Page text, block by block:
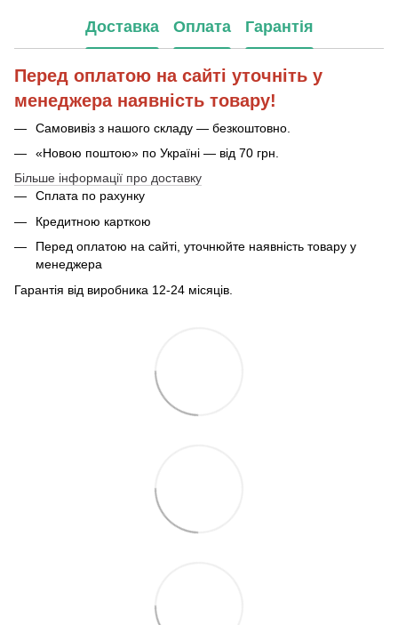
Доставка Оплата Гарантія
Перед оплатою на сайті уточніть у
менеджера наявність товару!
Самовивіз з нашого складу — безкоштовно.
«Новою поштою» по Україні — від 70 грн.
Більше інформації про доставку
Сплата по рахунку
Кредитною карткою
Перед оплатою на сайті, уточнюйте наявність товару у
менеджера
Гарантія від виробника 12-24 місяців.